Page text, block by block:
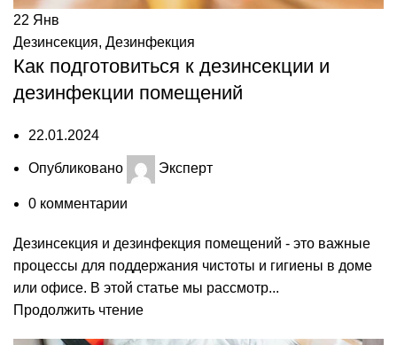
22 Янв
Дезинсекция, Дезинфекция
Как подготовиться к дезинсекции и
дезинфекции помещений
22.01.2024
Опубликовано Эксперт
0 комментарии
Дезинсекция и дезинфекция помещений - это важные
процессы для поддержания чистоты и гигиены в доме
или офисе. В этой статье мы рассмотр...
Продолжить чтение